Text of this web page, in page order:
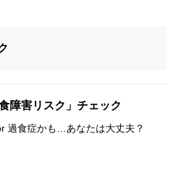
障害リスク」チェック
過食症かも…あなたは大丈夫？